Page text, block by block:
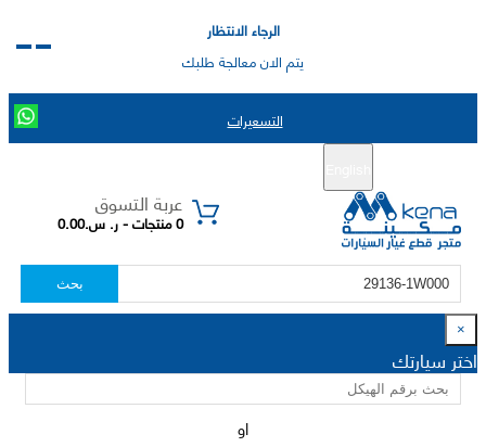
الرجاء الانتظار
يتم الان معالجة طلبك
التسعيرات
عربة التسوق
0 منتجات - ر. س.0.00
بحث
×
اختر سيارتك
او